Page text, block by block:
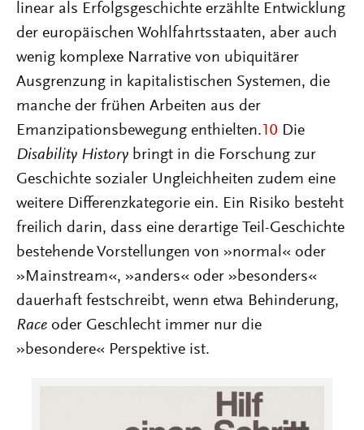
linear als Erfolgsgeschichte erzählte Entwicklung
der europäischen Wohlfahrtsstaaten, aber auch
wenig komplexe Narrative von ubiquitärer
Ausgrenzung in kapitalistischen Systemen, die
manche der frühen Arbeiten aus der
Emanzipationsbewegung enthielten. 10 Die
Disability History bringt in die Forschung zur
Geschichte sozialer Ungleichheiten zudem eine
weitere Differenzkategorie ein. Ein Risiko besteht
freilich darin, dass eine derartige Teil-Geschichte
bestehende Vorstellungen von »normal« oder
»Mainstream«, »anders« oder »besonders«
dauerhaft festschreibt, wenn etwa Behinderung,
Race oder Geschlecht immer nur die
»besondere« Perspektive ist.